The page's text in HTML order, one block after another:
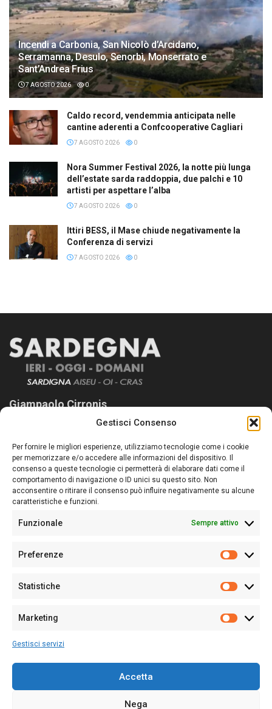
Gestisci Consenso
Per fornire le migliori esperienze, utilizziamo tecnologie come i cookie
per memorizzare e/o accedere alle informazioni del dispositivo. Il
consenso a queste tecnologie ci permetterà di elaborare dati come il
comportamento di navigazione o ID unici su questo sito. Non
acconsentire o ritirare il consenso può influire negativamente su alcune
caratteristiche e funzioni.
Funzionale Sempre attivo
Preferenze
Statistiche
Marketing
Gestisci servizi
Accetta
Nega
Incendi a Carbonia, San Nicolò d’Arcidano,
Serramanna, Desulo, Senorbì, Monserrato e
Sant’Andrea Frius
7 AGOSTO 2026 0
Caldo record, vendemmia anticipata nelle
cantine aderenti a Confcooperative Cagliari
7 AGOSTO 2026 0
Nora Summer Festival 2026, la notte più lunga
dell’estate sarda raddoppia, due palchi e 10
artisti per aspettare l’alba
7 AGOSTO 2026 0
Ittiri BESS, il Mase chiude negativamente la
Conferenza di servizi
7 AGOSTO 2026 0
Giampaolo Cirronis
Sardegna Ieri-Oggi-Domani nasce per informare “liberamente” i
nostro passato e, soprattutto, al nostro futuro
Follow Us
Sede:Via Cristoforo Colombo 09013 Carbonia
Partita IVA02270380922
128/2020 del 10/02/2020
Per la Pubblicità: